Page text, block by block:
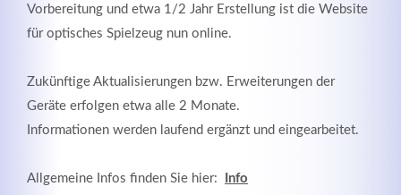
Vorbereitung und etwa 1/2 Jahr Erstellung ist die Website
für optisches Spielzeug nun online.
Zukünftige Aktualisierungen bzw. Erweiterungen der
Geräte erfolgen etwa alle 2 Monate.
Informationen werden laufend ergänzt und eingearbeitet.
Allgemeine Infos finden Sie hier:
Info
elit. Aenean commodo ligula eget dolor.